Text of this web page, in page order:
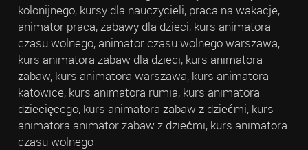
kolonijnego, kursy dla nauczycieli, praca na wakacje,
animator praca, zabawy dla dzieci, kurs animatora
czasu wolnego, animator czasu wolnego warszawa,
kurs animatora zabaw dla dzieci, kurs animatora
zabaw, kurs animatora warszawa, kurs animatora
katowice, kurs animatora rumia, kurs animatora
dziecięcego, kurs animatora zabaw z dziećmi, kurs
animatora animator zabaw z dziećmi, kurs animatora
czasu wolnego